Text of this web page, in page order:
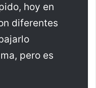
hoy en
diferentes
pero es